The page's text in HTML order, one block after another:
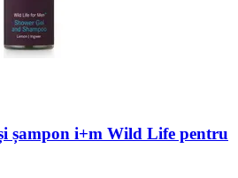
șampon i+m Wild Life pentru